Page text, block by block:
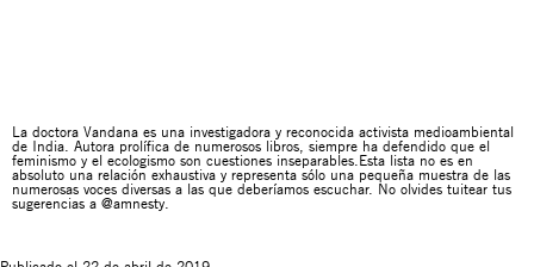
La doctora Vandana es una investigadora y reconocida activista medioambiental
de India. Autora prolífica de numerosos libros, siempre ha defendido que el
feminismo y el ecologismo son cuestiones inseparables Esta lista no es en
absoluto una relación exhaustiva y representa sólo una pequeña muestra de las
numerosas voces diversas a las que deberíamos escuchar. No olvides tuitear tus
sugerencias a @amnesty